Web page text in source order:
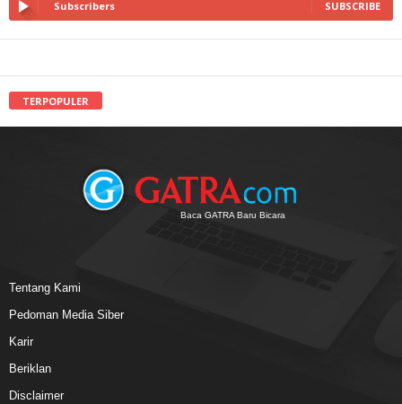
Subscribers SUBSCRIBE
TERPOPULER
Baca GATRA Baru Bicara
Tentang Kami
Pedoman Media Siber
Karir
Beriklan
Disclaimer